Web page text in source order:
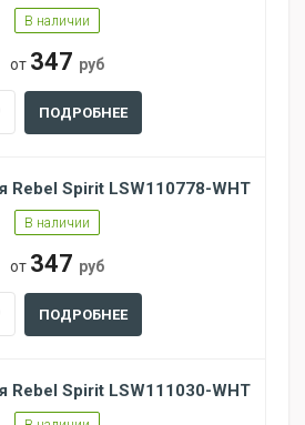
В наличии
от 347 руб
ПОДРОБНЕЕ
Rebel Spirit LSW110778-WHT
В наличии
от 347 руб
ПОДРОБНЕЕ
Rebel Spirit LSW111030-WHT